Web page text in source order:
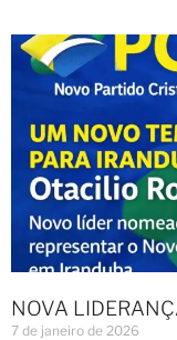
NOVA
7 de janeiro de 2026